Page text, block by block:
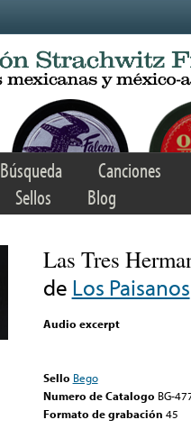
Búsqueda
Canciones
Sellos Blog
Las Tres
de Los Paisanos
Audio excerpt
Sello Bego
Numero de Catalogo BG-
Formato de grabación 45